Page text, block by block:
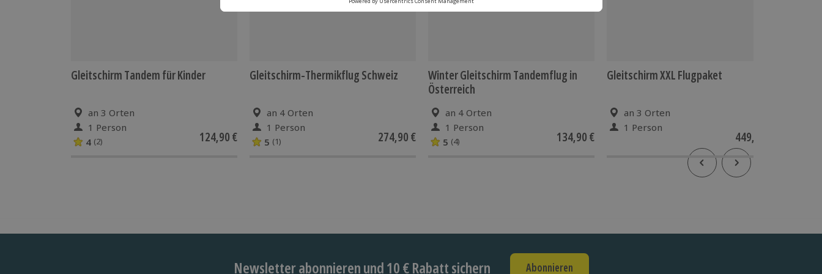
Gleitschirm Tandem für Kinder
an 3 Orten
1 Person
4 (2) 124,90 €
Gleitschirm-Thermikflug Schweiz
an 4 Orten
1 Person
5 (1) 274,90 €
Winter Gleitschirm Tandemflug in
Österreich
an 4 Orten
1 Person
5 (4) 134,90 €
Gleitschirm XXL Flugpaket
an 3 Orten
1 Person
449,90 €
Newsletter abonnieren und 10 € Rabatt sichern Abonnieren